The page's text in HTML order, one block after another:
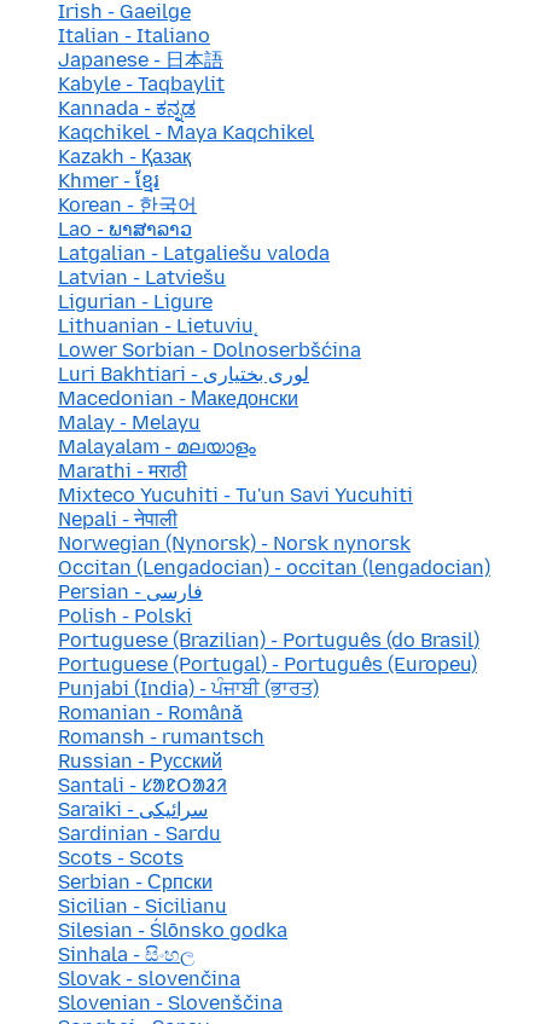
Irish - Gaeilge
Italian - Italiano
Japanese - 日本語
Kabyle - Taqbaylit
Kannada - ಕನ್ನಡ
Kaqchikel - Maya Kaqchikel
Kazakh - Қазақ
Khmer - ខ្មែរ
Korean - 한국어
Lao - ພາສາລາວ
Latgalian - Latgaliešu valoda
Latvian - Latviešu
Ligurian - Ligure
Lithuanian - Lietuvių
Lower Sorbian - Dolnoserbšćina
Luri Bakhtiari - لوری بختیاری
Macedonian - Македонски
Malay - Melayu
Malayalam - മലയാളം
Marathi - मराठी
Mixteco Yucuhiti - Tu'un Savi Yucuhiti
Nepali - नेपाली
Norwegian (Nynorsk) - Norsk nynorsk
Occitan (Lengadocian) - occitan (lengadocian)
Persian - فارسی
Polish - Polski
Portuguese (Brazilian) - Português (do Brasil)
Portuguese (Portugal) - Português (Europeu)
Punjabi (India) - ਪੰਜਾਬੀ (ਭਾਰਤ)
Romanian - Română
Romansh - rumantsch
Russian - Русский
Santali - ᱥᱟᱱᱛᱟᱲᱤ
Saraiki - سرائیکی
Sardinian - Sardu
Scots - Scots
Serbian - Српски
Sicilian - Sicilianu
Silesian - Ślōnsko godka
Sinhala - සිංහල
Slovak - slovenčina
Slovenian - Slovenščina